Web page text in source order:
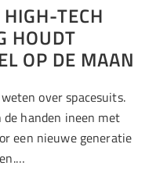
TECH
HOUDT
OP DE MAAN
over spacesuits.
de handen ineen met
een nieuwe generatie